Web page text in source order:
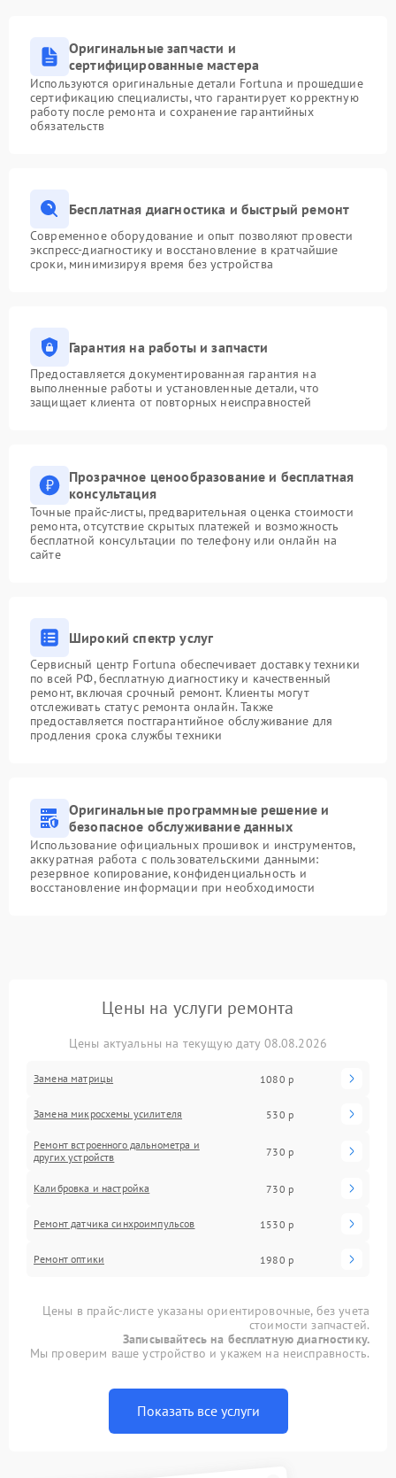
Оригинальные запчасти и
сертифицированные мастера
Используются оригинальные детали Fortuna и прошедшие
сертификацию специалисты, что гарантирует корректную
работу после ремонта и сохранение гарантийных
обязательств
Бесплатная диагностика и быстрый ремонт
Современное оборудование и опыт позволяют провести
экспресс-диагностику и восстановление в кратчайшие
сроки, минимизируя время без устройства
Гарантия на работы и запчасти
Предоставляется документированная гарантия на
выполненные работы и установленные детали, что
защищает клиента от повторных неисправностей
Прозрачное ценообразование и бесплатная
консультация
Точные прайс-листы, предварительная оценка стоимости
ремонта, отсутствие скрытых платежей и возможность
бесплатной консультации по телефону или онлайн на
сайте
Широкий спектр услуг
Сервисный центр Fortuna обеспечивает доставку техники
по всей РФ, бесплатную диагностику и качественный
ремонт, включая срочный ремонт. Клиенты могут
отслеживать статус ремонта онлайн. Также
предоставляется постгарантийное обслуживание для
продления срока службы техники
Оригинальные программные решение и
безопасное обслуживание данных
Использование официальных прошивок и инструментов,
аккуратная работа с пользовательскими данными:
резервное копирование, конфиденциальность и
восстановление информации при необходимости
Цены на услуги ремонта
Цены актуальны на текущую дату 08.08.2026
Замена матрицы 1080 р
Замена микросхемы усилителя 530 р
Ремонт встроенного дальнометра и
других устройств
730 р
Калибровка и настройка 730 р
Ремонт датчика синхроимпульсов 1530 р
Ремонт оптики 1980 р
Цены в прайс-листе указаны ориентировочные, без учета
стоимости запчастей.
Записывайтесь на бесплатную диагностику.
Мы проверим ваше устройство и укажем на неисправность.
Показать все услуги